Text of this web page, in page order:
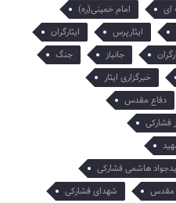
ای
امام خمینی(ره)
ایثارپرس
ایثارگران
جانباز
جنگ
خبرگزاری ایثار
دفاع مقدس
فشارکی
هاشمی فشارکی
مقدس
شهدای فشارکی